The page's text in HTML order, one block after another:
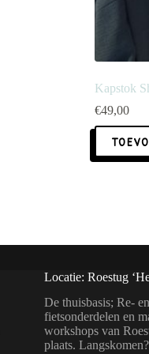
Kapstok
€49,00
Locatie: Roestug
De thuisbasis; Re-
fietsonderdelen en
workshops van
plaats.